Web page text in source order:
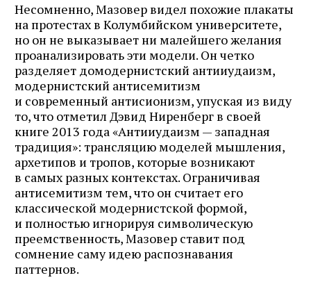
Несомненно, Мазовер видел похожие плакаты
на протестах в Колумбийском университете,
но он не выказывает ни малейшего желания
проанализировать эти модели. Он четко
разделяет домодернистский антииудаизм,
модернистский антисемитизм
и современный антисионизм, упуская из виду
то, что отметил Дэвид Ниренберг в своей
книге 2013 года «Антииудаизм — западная
традиция»: трансляцию моделей мышления,
архетипов и тропов, которые возникают
в самых разных контекстах. Ограничивая
антисемитизм тем, что он считает его
классической модернистской формой,
и полностью игнорируя символическую
преемственность, Мазовер ставит под
сомнение саму идею распознавания
паттернов.